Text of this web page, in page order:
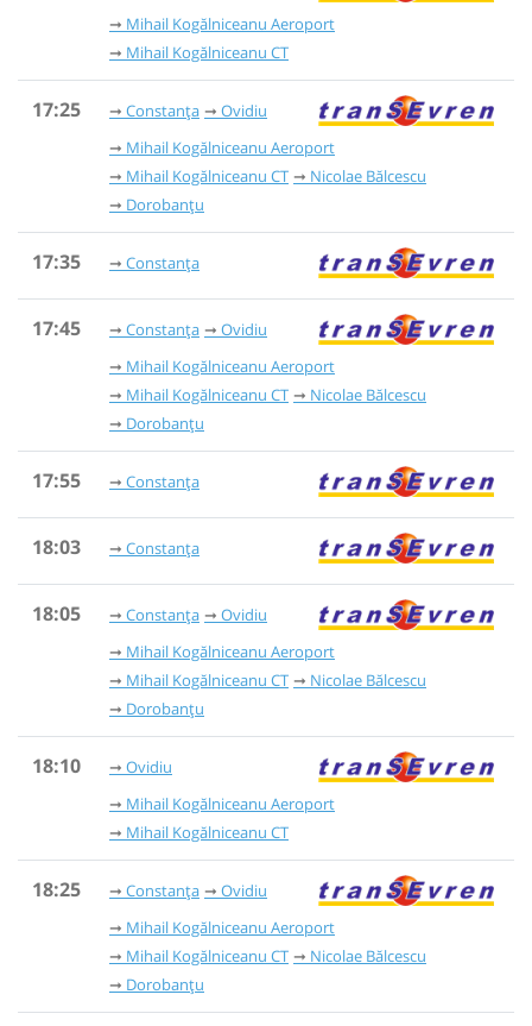
Mihail Kogălniceanu Aeroport
Mihail Kogălniceanu CT
17:25 Constanța
Ovidiu
Mihail Kogălniceanu Aeroport
Mihail Kogălniceanu CT
Nicolae Bălcescu
Dorobanțu
17:35 Constanța
17:45 Constanța
Ovidiu
Mihail Kogălniceanu Aeroport
Mihail Kogălniceanu CT
Nicolae Bălcescu
Dorobanțu
17:55 Constanța
18:03 Constanța
18:05 Constanța
Ovidiu
Mihail Kogălniceanu Aeroport
Mihail Kogălniceanu CT
Nicolae Bălcescu
Dorobanțu
18:10
Ovidiu
Mihail Kogălniceanu Aeroport
Mihail Kogălniceanu CT
18:25 Constanța
Ovidiu
Mihail Kogălniceanu Aeroport
Mihail Kogălniceanu CT
Nicolae Bălcescu
Dorobanțu